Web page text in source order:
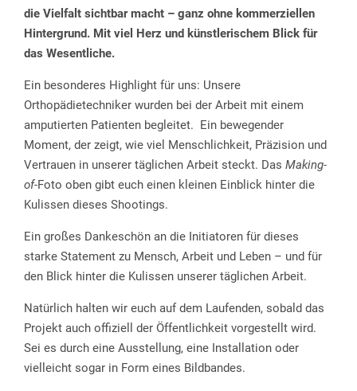
die Vielfalt sichtbar macht – ganz ohne kommerziellen
Hintergrund. Mit viel Herz und künstlerischem Blick für
das Wesentliche.
Ein besonderes Highlight für uns: Unsere
Orthopädietechniker wurden bei der Arbeit mit einem
amputierten Patienten begleitet. Ein bewegender
Moment, der zeigt, wie viel Menschlichkeit, Präzision und
Vertrauen in unserer täglichen Arbeit steckt. Das Making-
of-Foto oben gibt euch einen kleinen Einblick hinter die
Kulissen dieses Shootings.
Ein großes Dankeschön an die Initiatoren für dieses
starke Statement zu Mensch, Arbeit und Leben – und für
den Blick hinter die Kulissen unserer täglichen Arbeit.
Natürlich halten wir euch auf dem Laufenden, sobald das
Projekt auch offiziell der Öffentlichkeit vorgestellt wird.
Sei es durch eine Ausstellung, eine Installation oder
vielleicht sogar in Form eines Bildbandes.